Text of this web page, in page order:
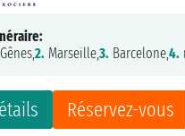
Réservez-vous
Gênes,2. Marseille,3. Barcelone,4.